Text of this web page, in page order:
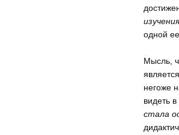
одной
Мысль,
негоже
видеть
стала